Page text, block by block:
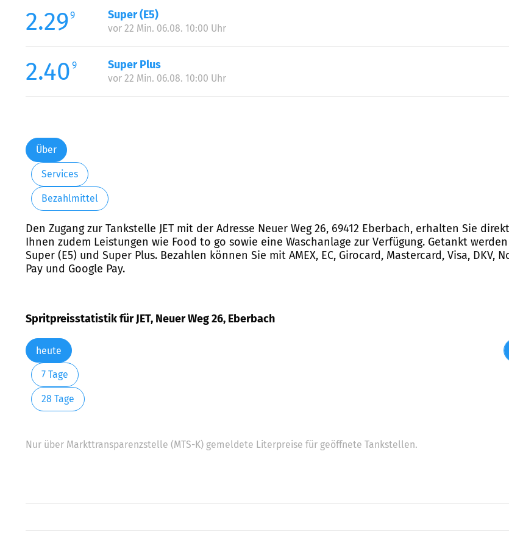
2.299 Super (E5)
vor 22 Min. 06.08. 10:00 Uhr
2.40 9 Super Plus
vor 22 Min. 06.08. 10:00 Uhr
Über
Services
Bezahlmittel
Den Zugang zur Tankstelle JET mit der Adresse Neuer Weg 26, 69412 Eberbach, erhalten Sie
Ihnen zudem Leistungen wie Food to go sowie eine Waschanlage zur Verfügung. Getankt
Super (E5) und Super Plus. Bezahlen können Sie mit AMEX, EC, Girocard, Mastercard, Visa, DKV,
Pay und Google Pay.
Spritpreisstatistik für JET, Neuer Weg 26, Eberbach
heute
7 Tage
28 Tage
Nur über Markttransparenzstelle (MTS-K) gemeldete Literpreise für geöffnete Tankstellen.